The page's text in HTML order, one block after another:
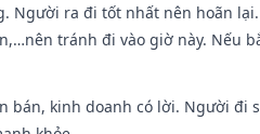
Người ra đi tốt nhất nên hoãn
tránh đi vào giờ này. Nếu
bán, kinh doanh có lời. Người đi